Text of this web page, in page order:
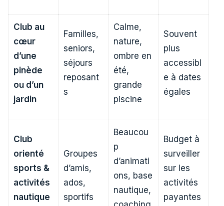
Club au
cœur
d’une
pinède
ou d’un
jardin
Familles,
seniors,
séjours
reposant
s
Calme,
nature,
ombre en
été,
grande
piscine
Souvent
plus
accessibl
e à dates
égales
Club
orienté
sports &
activités
nautique
Groupes
d’amis,
ados,
sportifs
Beaucou
p
d’animati
ons, base
nautique,
Budget à
surveiller
sur les
activités
payantes